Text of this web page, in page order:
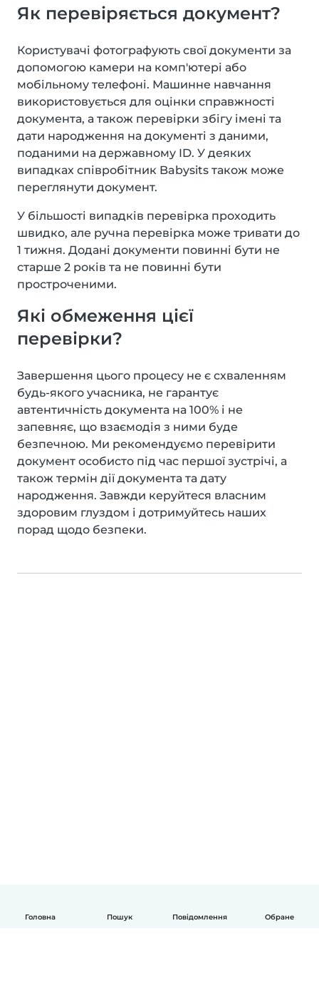
Головна Пошук Повідомлення Обране
Як перевіряється документ?
Користувачі фотографують свої документи за
допомогою камери на комп'ютері або
мобільному телефоні. Машинне навчання
використовується для оцінки справжності
документа, а також перевірки збігу імені та
дати народження на документі з даними,
поданими на державному ID. У деяких
випадках співробітник Babysits також може
переглянути документ.
У більшості випадків перевірка проходить
швидко, але ручна перевірка може тривати до
1 тижня. Додані документи повинні бути не
старше 2 років та не повинні бути
простроченими.
Які обмеження цієї
перевірки?
Завершення цього процесу не є схваленням
будь-якого учасника, не гарантує
автентичність документа на 100% і не
запевняє, що взаємодія з ними буде
безпечною. Ми рекомендуємо перевірити
документ особисто під час першої зустрічі, а
також термін дії документа та дату
народження. Завжди керуйтеся власним
здоровим глуздом і дотримуйтесь наших
порад щодо безпеки.